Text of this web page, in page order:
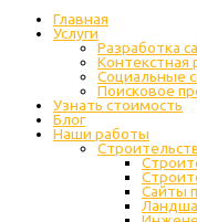
Главная
Услуги
Разработка
Контекстная
Социальные
Поисковое
Узнать стоимость
Блог
Наши работы
Сайты